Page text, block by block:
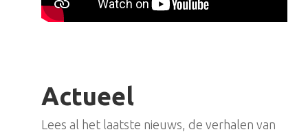
Actueel
Lees al het laatste nieuws, de verhalen van